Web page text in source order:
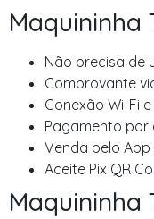
Maquininha
Não precisa de
Comprovante
Conexão Wi-Fi e
Pagamento por
Venda pelo App
Aceite Pix QR
Maquininha